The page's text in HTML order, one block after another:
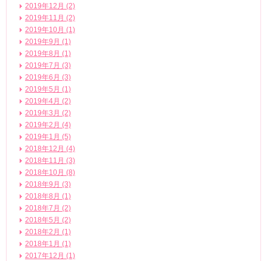
2019年12月 (2)
2019年11月 (2)
2019年10月 (1)
2019年9月 (1)
2019年8月 (1)
2019年7月 (3)
2019年6月 (3)
2019年5月 (1)
2019年4月 (2)
2019年3月 (2)
2019年2月 (4)
2019年1月 (5)
2018年12月 (4)
2018年11月 (3)
2018年10月 (8)
2018年9月 (3)
2018年8月 (1)
2018年7月 (2)
2018年5月 (2)
2018年2月 (1)
2018年1月 (1)
2017年12月 (1)